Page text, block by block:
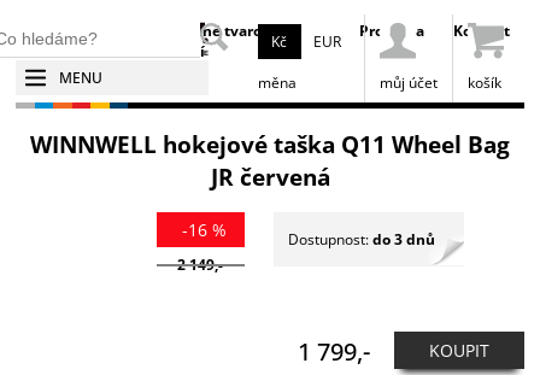
Broušení
bruslí
Tepelné tvarování
bruslí
Prodejna Kontakt
MENU
Kč
EUR
měna
můj účet košík
WINNWELL hokejové taška Q11 Wheel Bag
JR červená
-16 %
2 149,-
Dostupnost:do 3 dnů
1 799,- KOUPIT